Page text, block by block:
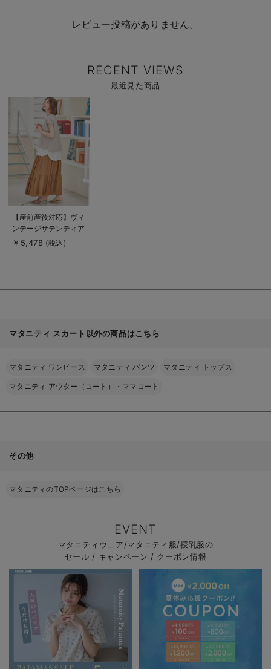
レビュー投稿がありません。
RECENT VIEWS
最近見た商品
商
る
商
品
詳
細
を
【産前産後対応】ヴィ
ンテージサテンティア
ードロングスカート
￥5,478 (税込)
マタニティ スカート以外の商品はこちら
マタニティ ワンピース マタニティ パンツ マタニティ トップス
マタニティ アウター（コート）・ママコート
その他
マタニティのTOPページはこちら
EVENT
マタニティウェア/マタニティ服/授乳服の
セール / キャンペーン / クーポン情報